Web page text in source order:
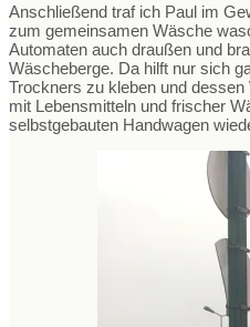
Anschließend traf ich Paul im
zum gemeinsamen Wäsche
Automaten auch draußen und
Wäscheberge. Da hilft nur sich
Trockners zu kleben und
mit Lebensmitteln und frischer
selbstgebauten Handwagen